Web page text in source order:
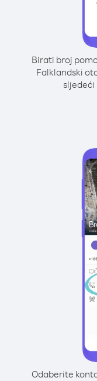
Birati broj
Falklandski
sljedeći
Odaberite